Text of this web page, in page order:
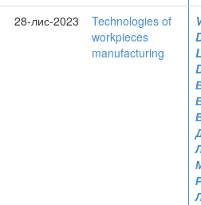
28-лис-2023
Technologies of
workpieces
manufacturing